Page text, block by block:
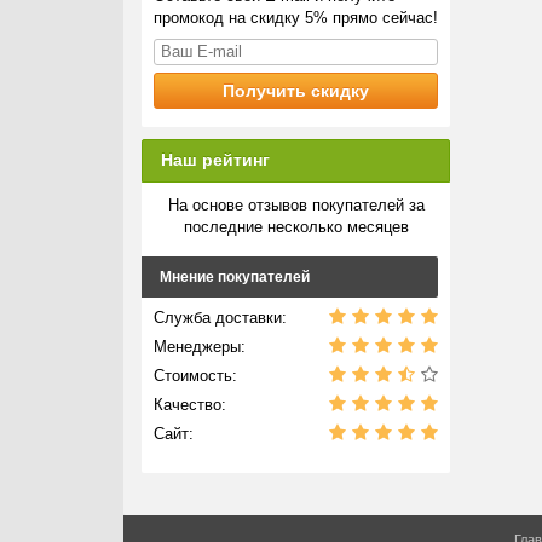
промокод на скидку 5% прямо сейчас!
Наш рейтинг
На основе отзывов покупателей за
последние несколько месяцев
Мнение покупателей
Служба доставки:
Менеджеры:
Стоимость:
Качество:
Сайт: